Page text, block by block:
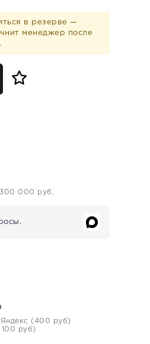
в резерве —
менеджер после
300 000 руб.
(400 руб)
100 руб)